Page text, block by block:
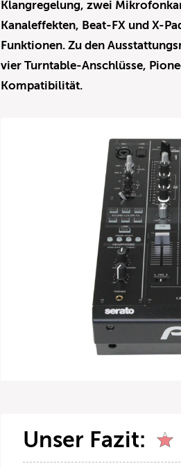
Klangregelung, zwei
Kanaleffekten, Beat-FX und X-
Funktionen. Zu den
vier Turntable-Anschlüsse,
Kompatibilität.
Unser Fazit: